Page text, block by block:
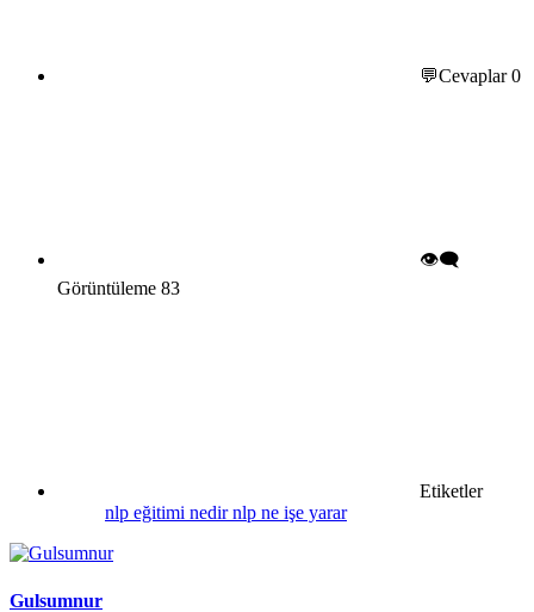
💬Cevaplar0
👁️‍🗨️
Görüntüleme 83
Etiketler
nlp eğitimi nedirnlp ne işe yarar
Gulsumnur